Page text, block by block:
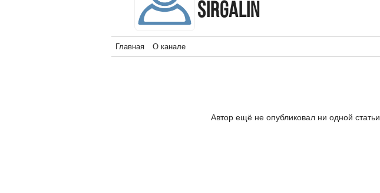
sirgalin
Главная О канале
Автор ещё не опубликовал ни одной статьи.